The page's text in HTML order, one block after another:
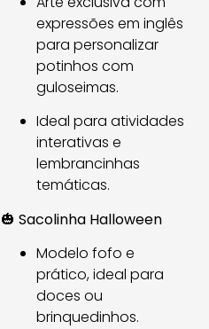
expressões em inglês
para personalizar
potinhos com
guloseimas.
Ideal para atividades
interativas e
lembrancinhas
temáticas.
🎃 Sacolinha Halloween
Modelo fofo e
prático, ideal para
doces ou
brinquedinhos.